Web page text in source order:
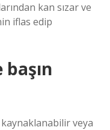
kan sızar ve
iflas edip
veya